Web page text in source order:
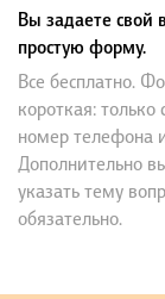
Вы задаете свой
простую форму.
Все бесплатно.
короткая: только
номер телефона
Дополнительно
указать тему
обязательно.